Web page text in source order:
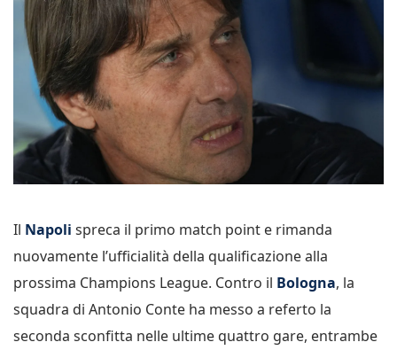
Il Napoli spreca il primo match point e rimanda
nuovamente l’ufficialità della qualificazione alla
prossima Champions League. Contro il Bologna, la
squadra di Antonio Conte ha messo a referto la
seconda sconfitta nelle ultime quattro gare, entrambe